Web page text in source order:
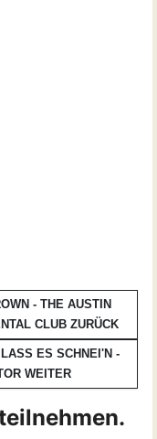
- THE AUSTIN
CLUB ZURÜCK
ES SCHNEI'N -
WEITER